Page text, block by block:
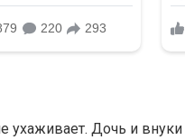
ухаживает. Дочь и